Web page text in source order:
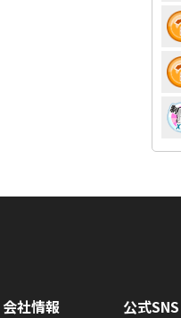
会社情報 公式SNS